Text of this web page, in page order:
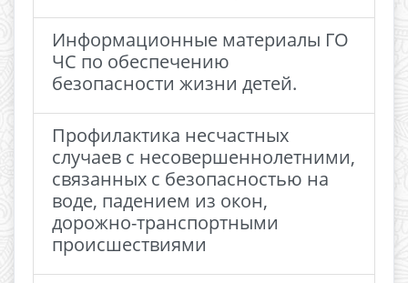
Информационные материалы ГО
ЧС по обеспечению
безопасности жизни детей.
Профилактика несчастных
случаев с несовершеннолетними,
связанных с безопасностью на
воде, падением из окон,
дорожно-транспортными
происшествиями